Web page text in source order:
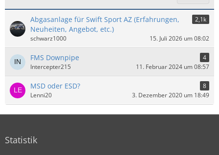
Abgasanlage für Swift Sport AZ (Erfahrungen,
Neuheiten, Angebot, etc.)
2,1k
schwarz1000 15. Juli 2026 um 08:02
FMS Downpipe
4
Intercepter215
11. Februar 2024 um 08:57
MSD oder ESD?
8
Lenni20
3. Dezember 2020 um 18:49
Statistik